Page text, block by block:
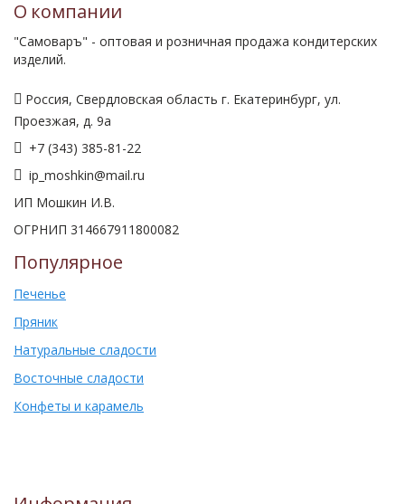
О компании
"Самоваръ" - оптовая и розничная продажа кондитерских
изделий.
Россия, Свердловская область г. Екатеринбург, ул.
Проезжая, д. 9а
+7 (343) 385-81-22
ip_moshkin@mail.ru
ИП Мошкин И.В.
ОГРНИП 314667911800082
Популярное
Печенье
Пряник
Натуральные сладости
Восточные сладости
Конфеты и карамель